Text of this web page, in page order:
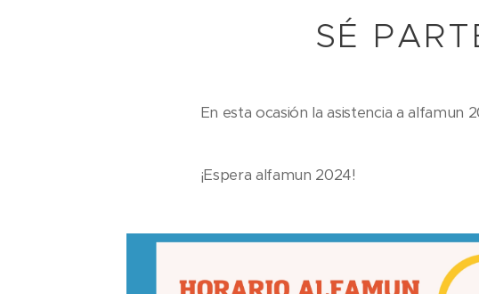
SÉ
En esta ocasión la asistencia a alfamun
¡Espera alfamun 2024!